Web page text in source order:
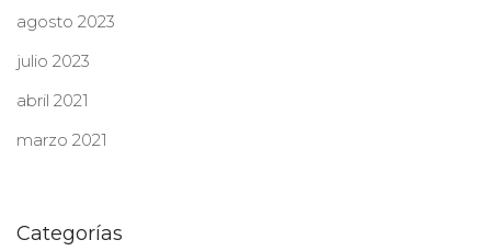
agosto 2023
julio 2023
abril 2021
marzo 2021
Categorías